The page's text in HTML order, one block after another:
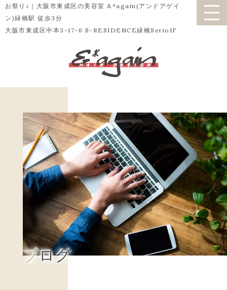
お祭り♪｜大阪市東成区の美容室 &*again(アンドアゲイ
ン)緑橋駅 徒歩3分
大阪市東成区中本3-17-6 S-RESIDENCE緑橋Serio1F
ブログ